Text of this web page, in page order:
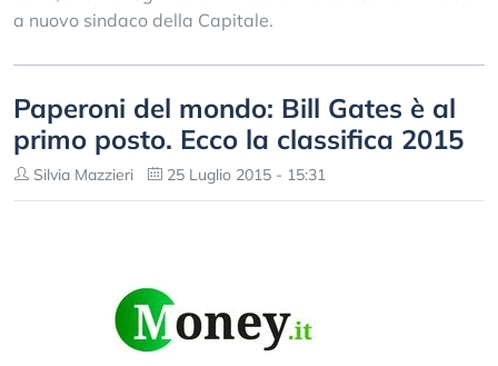
a nuovo sindaco della Capitale.
Paperoni del mondo: Bill Gates è al
primo posto. Ecco la classifica 2015
Silvia Mazzieri 25 Luglio 2015 - 15:31